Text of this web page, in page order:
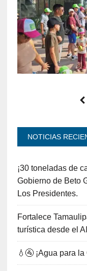
NOTICIAS
¡30 toneladas de
Gobierno de Beto
Los Presidentes.
Fortalece
turística desde el
💧🚰 ¡Agua para